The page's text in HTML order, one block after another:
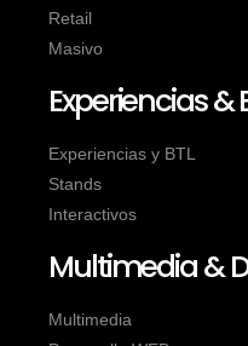
Retail
Masivo
Experiencias &
Experiencias y BTL
Stands
Interactivos
Multimedia &
Multimedia